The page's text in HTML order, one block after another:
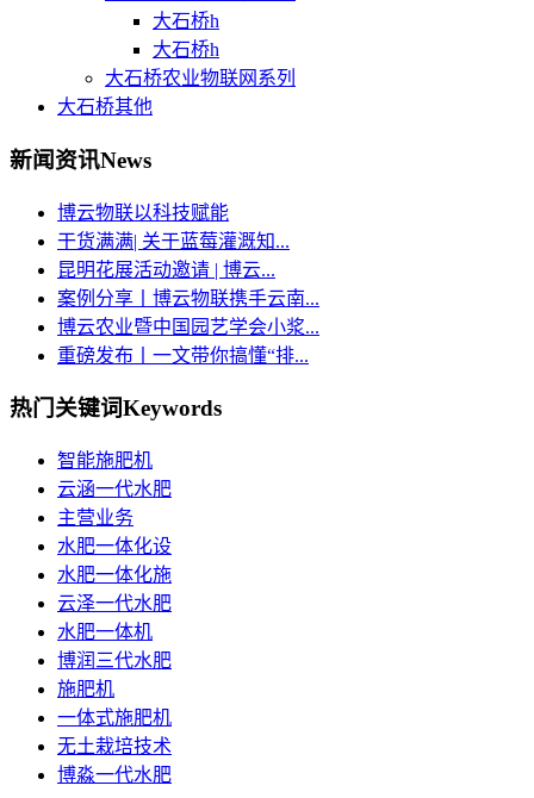
大石桥h
大石桥h
大石桥农业物联网系列
大石桥其他
新闻资讯News
博云物联以科技赋能
干货满满| 关于蓝莓灌溉知...
昆明花展活动邀请 | 博云...
案例分享丨博云物联携手云南...
博云农业暨中国园艺学会小浆...
重磅发布丨一文带你搞懂“排...
热门关键词Keywords
智能施肥机
云涵一代水肥
主营业务
水肥一体化设
水肥一体化施
云泽一代水肥
水肥一体机
博润三代水肥
施肥机
一体式施肥机
无土栽培技术
博淼一代水肥